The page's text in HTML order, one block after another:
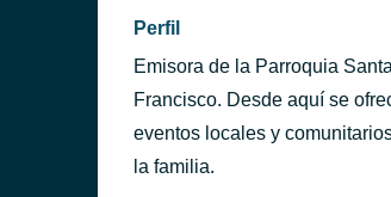
- Dios Mi Padre Fiel. Luis
Perfil
Emisora de la Parroquia
Francisco. Desde aquí se
eventos locales y
la familia.